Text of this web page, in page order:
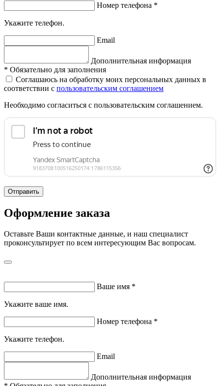
Номер телефона *
Укажите телефон.
Email
Дополнительная информация
* Обязательно для заполнения
Соглашаюсь на обработку моих персональных данных в
соответствии с пользовательским соглашением
Необходимо согласиться с пользовательским соглашением.
Отправить
Оформление заказа
Оставьте Ваши контактные данные, и наш специалист
проконсультирует по всем интересующим Вас вопросам.
Ваше имя *
Укажите ваше имя.
Номер телефона *
Укажите телефон.
Email
Дополнительная информация